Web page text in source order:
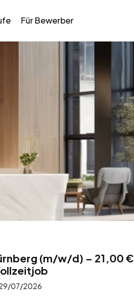
Für Bewerber
(m/w/d) – 21,00 €
07/2026